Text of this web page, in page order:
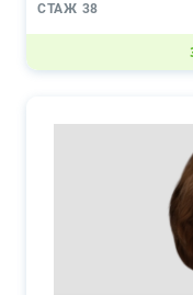
СТАЖ 38